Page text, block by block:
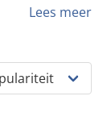
actualiteit
diep in
Lees meer